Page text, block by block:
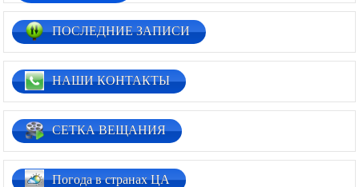
ПОСЛЕДНИЕ ЗАПИСИ
НАШИ КОНТАКТЫ
СЕТКА ВЕЩАНИЯ
Погода в странах ЦА